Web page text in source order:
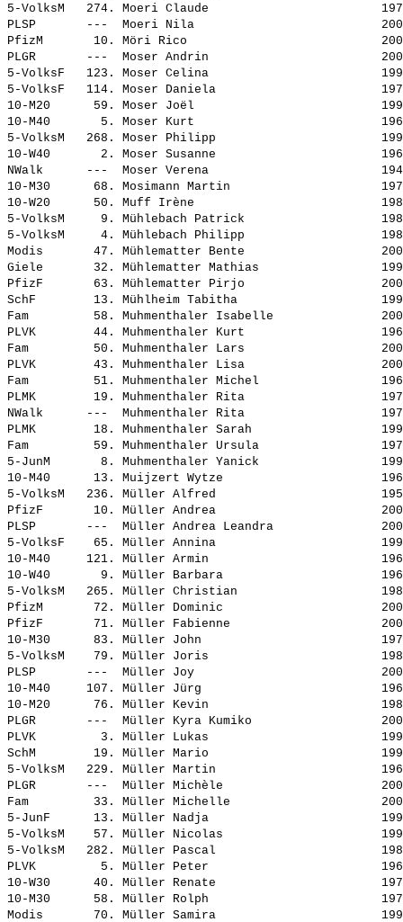
5-VolksM   274. Moeri Claude
PLSP       --- Moeri Nila
PfizM       10. Möri Rico
PLGR       --- Moser Andrin
5-VolksF   123. Moser Celina
5-VolksF   114. Moser Daniela
10-M20      59. Moser Joël
10-M40       5. Moser Kurt
5-VolksM   268. Moser Philipp
10-W40       2. Moser Susanne
NWalk      --- Moser Verena
10-M30      68. Mosimann Martin
10-W20      50. Muff Irène
5-VolksM     9. Mühlebach Patrick
5-VolksM     4. Mühlebach Philipp
Modis       47. Mühlematter Bente
Giele       32. Mühlematter Mathias
PfizF       63. Mühlematter Pirjo
SchF        13. Mühlheim Tabitha
Fam         58. Muhmenthaler Isabelle
PLVK        44. Muhmenthaler Kurt
Fam         50. Muhmenthaler Lars
PLVK        43. Muhmenthaler Lisa
Fam         51. Muhmenthaler Michel
PLMK        19. Muhmenthaler Rita
NWalk      --- Muhmenthaler Rita
PLMK        18. Muhmenthaler Sarah
Fam         59. Muhmenthaler Ursula
5-JunM       8. Muhmenthaler Yanick
10-M40      13. Muijzert Wytze
5-VolksM   236. Müller Alfred
PfizF       10. Müller Andrea
PLSP       --- Müller Andrea Leandra
5-VolksF    65. Müller Annina
10-M40     121. Müller Armin
10-W40       9. Müller Barbara
5-VolksM   265. Müller Christian
PfizM       72. Müller Dominic
PfizF       71. Müller Fabienne
10-M30      83. Müller John
5-VolksM    79. Müller Joris
PLSP       --- Müller Joy
10-M40     107. Müller Jürg
10-M20      76. Müller Kevin
PLGR       --- Müller Kyra Kumiko
PLVK         3. Müller Lukas
SchM        19. Müller Mario
5-VolksM   229. Müller Martin
PLGR       --- Müller Michèle
Fam         33. Müller Michelle
5-JunF      13. Müller Nadja
5-VolksM    57. Müller Nicolas
5-VolksM   282. Müller Pascal
PLVK         5. Müller Peter
10-W30      40. Müller Renate
10-M30      58. Müller Rolph
Modis       70. Müller Samira